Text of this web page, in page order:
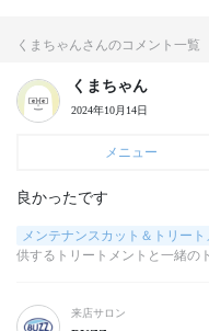
くまちゃんさんのコメント一覧
くまちゃん
2024年10月14日
メニュー
良かったです
メンテナンスカット＆トリート
供するトリートメントと一緒の
来店サロン